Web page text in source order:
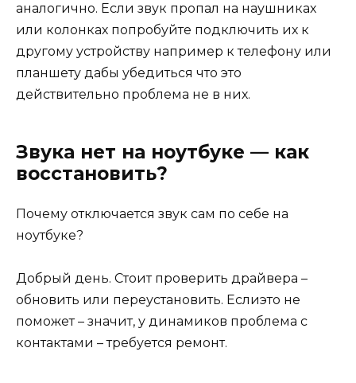
аналогично. Если звук пропал на наушниках
или колонках попробуйте подключить их к
другому устройству например к телефону или
планшету дабы убедиться что это
действительно проблема не в них.
Звука нет на ноутбуке — как
восстановить?
Почему отключается звук сам по себе на
ноутбуке?
Добрый день. Стоит проверить драйвера –
обновить или переустановить. Еслиэто не
поможет – значит, у динамиков проблема с
контактами – требуется ремонт.